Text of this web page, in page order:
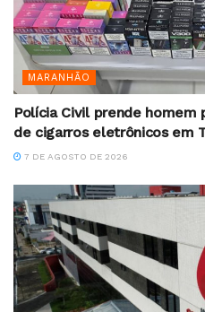
MARANHÃO
Polícia Civil prende
de cigarros eletrônicos em
7 DE AGOSTO DE 2026